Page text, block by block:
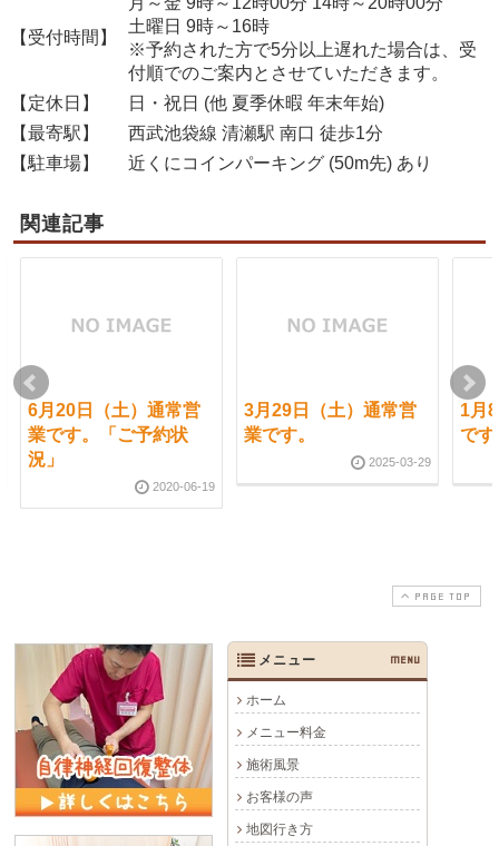
【受付時間】
土曜日 9時～16時
※予約された方で5分以上遅れた場合は、受
付順でのご案内とさせていただきます。
【定休日】
日・祝日 (他 夏季休暇 年末年始)
【最寄駅】
西武池袋線 清瀬駅 南口 徒歩1分
【駐車場】
近くにコインパーキング (50m先) あり
関連記事
6月20日（土）通常営
業です。「ご予約状
況」
2020-06-19
3月29日（土）通常営
業です。
2025-03-29
1月
で
PAGE TOP
メニュー MENU
ホーム
メニュー料金
施術風景
お客様の声
地図行き方